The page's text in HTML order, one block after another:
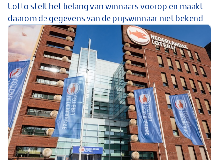
Lotto stelt het belang van winnaars voorop en maakt
daarom de gegevens van de prijswinnaar niet bekend.